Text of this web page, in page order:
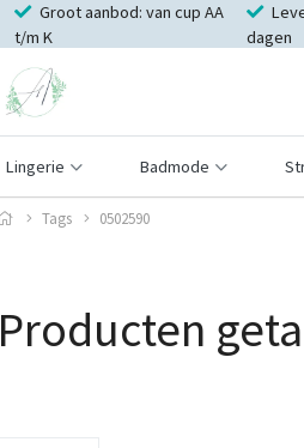
Groot aanbod: van cup AA
t/m K
dagen
Lingerie Badmode
Tags 0502590
Producten